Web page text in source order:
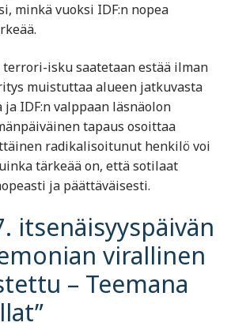
minkä vuoksi IDF:n nopea
isku saatetaan estää ilman
muistuttaa alueen jatkuvasta
IDF:n valppaan läsnäolon
tapaus osoittaa
radikalisoitunut henkilö voi
tärkeää on, että sotilaat
ja päättäväisesti.
itsenäisyyspäivän
virallinen
– Teemana